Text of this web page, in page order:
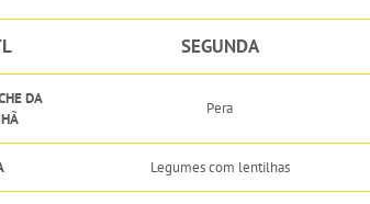
SEGUNDA
DA
Pera
Legumes com lentilhas